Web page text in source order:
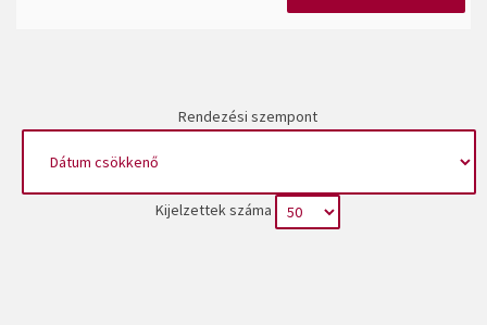
Rendezési szempont
Kijelzettek száma